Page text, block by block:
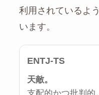
利用されているよ
います。
ENTJ-TS
天敵。
支配的かつ批判的